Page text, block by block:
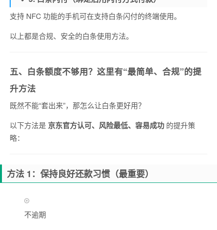
支持 NFC 功能的手机可在支持白条闪付的终端使用。
以上都是合规、安全的白条使用方法。
五、白条额度不够用？这里有“最简单、合规”的提
升方法
既然不能“套出来”，那怎么让白条更好用？
以下方法是 京东官方认可、风险最低、容易成功 的提升策
略：
方法 1：保持良好还款习惯（最重要）
不逾期